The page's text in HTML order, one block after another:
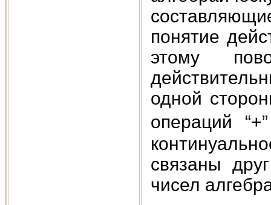
понятие
этому
одной
операций
связаны
чисел